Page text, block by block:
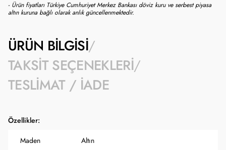
- Ürün fiyatları Türkiye Cumhuriyet Merkez Bankası döviz kuru ve serbest piyasa
altın kuruna bağlı olarak anlık güncellenmektedir.
ÜRÜN BILGISI
TAKSIT SEÇENEKLERI
TESLIMAT / İADE
Özellikler:
Maden Altın